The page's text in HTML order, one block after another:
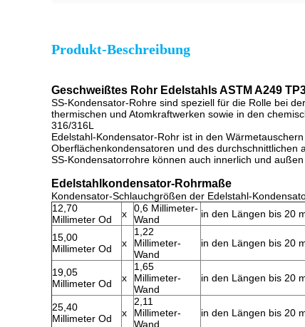
Produkt-Beschreibung
Geschweißtes Rohr Edelstahls ASTM A249
SS-Kondensator-Rohre sind speziell für die Rolle bei
thermischen und Atomkraftwerken sowie in den
316/316L
Edelstahl-Kondensator-Rohr ist in den
Oberflächenkondensatoren und des durchschnittlichen
SS-Kondensatorrohre können auch innerlich und
Edelstahlkondensator-Rohrmaße
Kondensator-Schlauchgrößen der Edelstahl-
12,70
Millimeter Od
x
0,6 Millimeter-
Wand
in den Längen bis 20
15,00
Millimeter Od
x
1,22
Millimeter-
Wand
in den Längen bis 20
19,05
Millimeter Od
x
1,65
Millimeter-
Wand
in den Längen bis 20
25,40
Millimeter Od
x
2,11
Millimeter-
Wand
in den Längen bis 20